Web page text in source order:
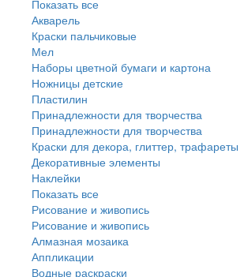
Показать все
Акварель
Краски пальчиковые
Мел
Наборы цветной бумаги и картона
Ножницы детские
Пластилин
Принадлежности для творчества
Принадлежности для творчества
Краски для декора, глиттер, трафареты
Декоративные элементы
Наклейки
Показать все
Рисование и живопись
Рисование и живопись
Алмазная мозаика
Аппликации
Водные раскраски